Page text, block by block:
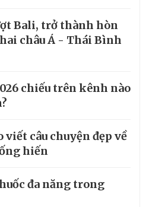
Bali, trở thành hòn
châu Á - Thái Bình
chiếu trên kênh nào
viết câu chuyện đẹp về
hiến
đa năng trong